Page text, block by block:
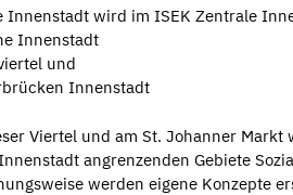
Innenstadt wird im ISEK Zentrale
Innenstadt
und
Innenstadt
Viertel und am St. Johanner
angrenzenden Gebiete
werden eigene Konzepte